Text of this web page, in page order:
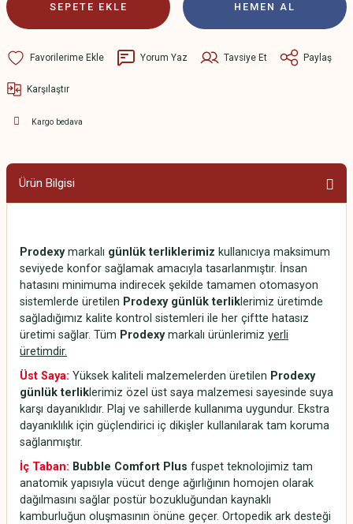
SEPETE EKLE HEMEN AL
Yorum Yaz Tavsiye Et Paylaş
Karşılaştır
Kargo bedava
Ürün Bilgisi
Prodexymarkalı günlük terliklerimiz kullanıcıya maksimum
seviyede konfor sağlamak amacıyla tasarlanmıştır. İnsan
hatasını minimuma indirecek şekilde tamamen otomasyon
sistemlerde üretilen Prodexy günlük terliklerimiz üretimde
sağladığımız kalite kontrol sistemleri ile her çiftte hatasız
üretimi sağlar. Tüm Prodexymarkalı ürünlerimiz yerli
üretimdir.
Üst Saya: Yüksek kaliteli malzemelerden üretilen Prodexy
günlük terliklerimiz özel üst saya malzemesi sayesinde suya
karşı dayanıklıdır. Plaj ve sahillerde kullanıma uygundur. Ekstra
dayanıklılık için güçlendirici iç dikişler kullanılarak tam koruma
sağlanmıştır.
İç Taban: Bubble Comfort Plus fuspet teknolojimiz tam
anatomik yapısıyla vücut denge ağırlığının homojen olarak
dağılmasını sağlar postür bozukluğundan kaynaklı
kamburluğun oluşmasının önüne geçer. Ortopedik ark desteği